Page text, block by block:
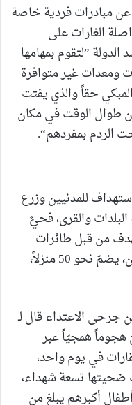
عن مبادرات فردية خاصة
الغارات على
”لتقوم بمهامها
ومعدات غير متوافرة
حقاً والذي يفتت
طوال الوقت في مكان
الردم بمفردهم“.
للمدنيين وزرع
والقرى، فحيٌّ
من قبل طائرات
القتل الإسرائيلية، وهو يكتظ بالسكّان، يضمّ نحو 50 منزلاً،
جرحى الاعتداء قال لـ
هجوماً همجيّاً عبر
في يوم واحد،
ضحيتها تسعة شهداء،
أكبرهم يبلغ من